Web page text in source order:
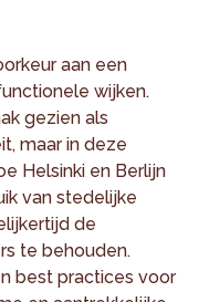
aan een
wijken.
gezien als
maar in deze
Helsinki en Berlijn
van stedelijke
de
te behouden.
best practices voor